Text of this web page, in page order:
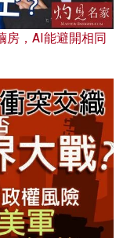
房，AI能避開相同